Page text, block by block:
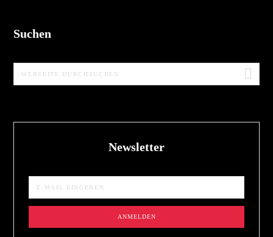
Suchen
Webseite
durchsuchen
Newsletter